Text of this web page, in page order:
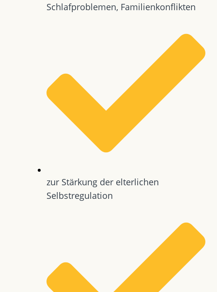
Schlafproblemen, Familienkonflikten
zur Stärkung der elterlichen
Selbstregulation